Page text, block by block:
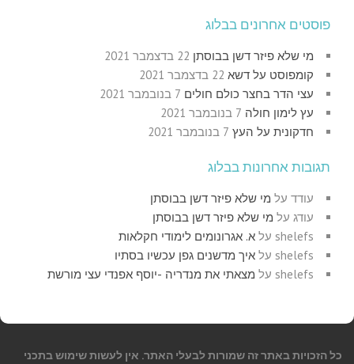
פוסטים אחרונים בבלוג
מי שלא פיזר דשן בבוסתן 22 בדצמבר 2021
קומפוסט על דשא 22 בדצמבר 2021
עצי הדר בחצר כולם חולים 7 בנובמבר 2021
עץ לימון חולה 7 בנובמבר 2021
חדקונית על העץ 7 בנובמבר 2021
תגובות אחרונות בבלוג
עודד על מי שלא פיזר דשן בבוסתן
עודג על מי שלא פיזר דשן בבוסתן
shelefs על א. אגרונומים לימודי חקלאות
shelefs על איך מדשנים גפן עכשיו בסתיו
shelefs על מצאתי את מנדריה -יוסף אפנדי עצי מורשת
כל הזכויות באתר זה שמורות לבעלי האתר. אין לעשות שימוש בתכני